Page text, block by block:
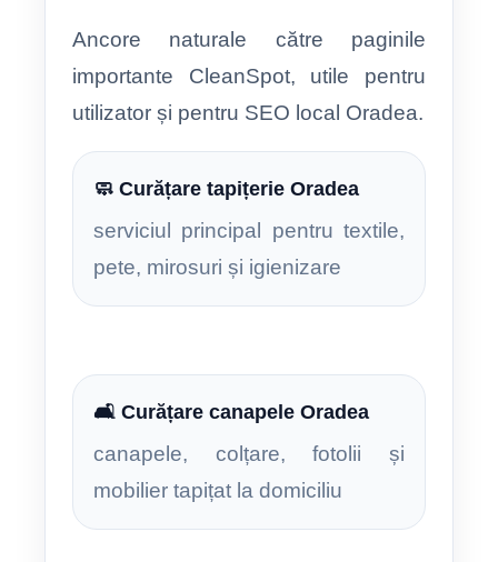
Ancore naturale către paginile
importante CleanSpot, utile pentru
utilizator și pentru SEO local Oradea.
🧼 Curățare tapițerie Oradea
serviciul principal pentru textile,
pete, mirosuri și igienizare
🛋️ Curățare canapele Oradea
canapele, colțare, fotolii și
mobilier tapițat la domiciliu